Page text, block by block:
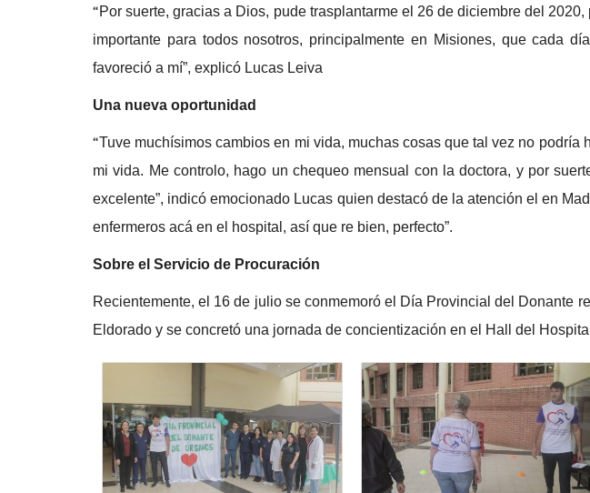
“Por suerte, gracias a Dios, pude trasplantarme el 26 de diciembre del
importante para todos nosotros, principalmente en Misiones, que cada
favoreció a mí”, explicó Lucas Leiva
Una nueva oportunidad
“Tuve muchísimos cambios en mi vida, muchas cosas que tal vez no
mi vida. Me controlo, hago un chequeo mensual con la doctora, y por
excelente”, indicó emocionado Lucas quien destacó de la atención el en
enfermeros acá en el hospital, así que re bien, perfecto”.
Sobre el Servicio de Procuración
Recientemente, el 16 de julio se conmemoró el Día Provincial del Donante
Eldorado y se concretó una jornada de concientización en el Hall del